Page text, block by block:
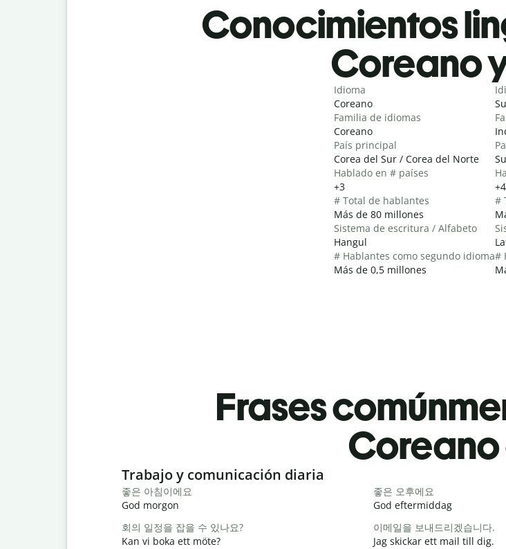
Conocimientos
Coreano
Idioma
Coreano
Familia de idiomas
Coreano
País principal
Corea del Sur / Corea del Norte
Hablado en # países
+3
# Total de hablantes
Más de 80 millones
Sistema de escritura / Alfabeto
Hangul
# Hablantes como segundo idioma
Más de 0,5 millones
+4
#
#
Frases
Coreano
Slide 1 of 6
Trabajo y comunicación diaria
좋은 아침이에요
God morgon
좋은 오후에요
God eftermiddag
회의 일정을 잡을 수 있나요?
Kan vi boka ett möte?
이메일을 보내드리겠습니다.
Jag skickar ett mail till dig.